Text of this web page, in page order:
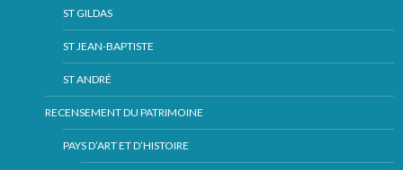
ST GILDAS
ST JEAN-BAPTISTE
ST ANDRÉ
RECENSEMENT DU PATRIMOINE
PAYS D’ART ET D’HISTOIRE